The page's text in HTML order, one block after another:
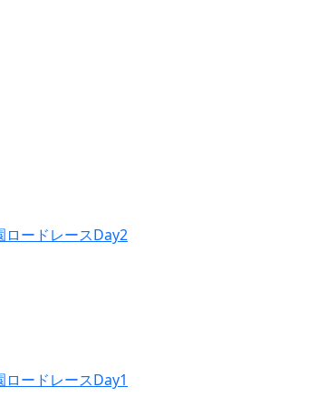
ロードレースDay2
ードレースDay1